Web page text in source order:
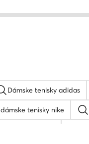
Dámske tenisky adidas
dámske tenisky nike